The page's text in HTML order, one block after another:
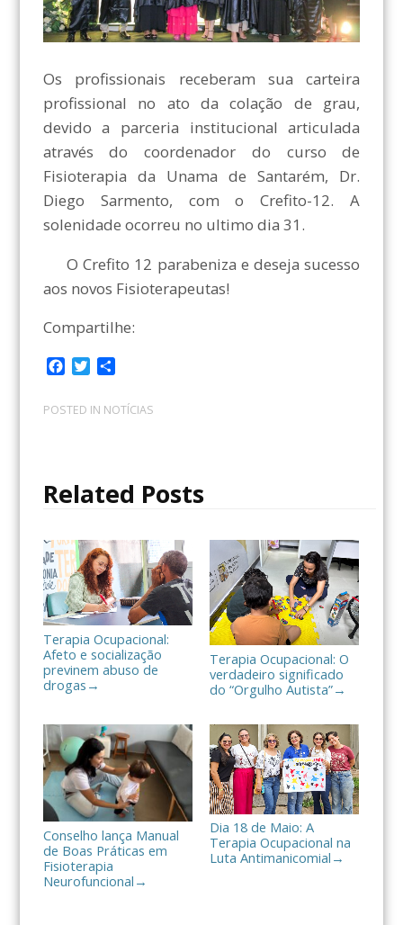
Os profissionais receberam sua carteira
profissional no ato da colação de grau,
devido a parceria institucional articulada
através do coordenador do curso de
Fisioterapia da Unama de Santarém, Dr.
Diego Sarmento, com o Crefito-12. A
solenidade ocorreu no ultimo dia 31.
O Crefito 12 parabeniza e deseja sucesso
aos novos Fisioterapeutas!
Compartilhe:
c
e
k
i
t
m
p
i
a
r
POSTED IN NOTÍCIAS
Related Posts
Terapia Ocupacional:
Afeto e socialização
previnem abuso de
drogas →
Terapia Ocupacional: O
verdadeiro significado
do “Orgulho Autista”→
Conselho lança Manual
de Boas Práticas em
Fisioterapia
Neurofuncional →
Dia 18 de Maio: A
Terapia Ocupacional na
Luta Antimanicomial →